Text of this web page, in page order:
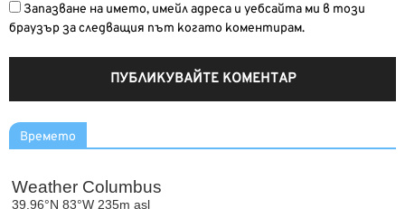
Запазване на името, имейл адреса и уебсайта ми в този
браузър за следващия път когато коментирам.
Времето